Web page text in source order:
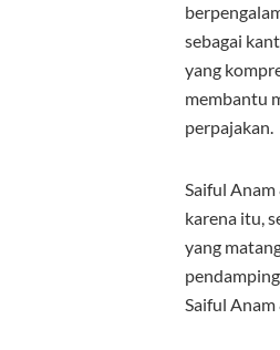
sebagai
yang
membantu
perpajakan.
Saiful
karena itu,
yang
Saiful